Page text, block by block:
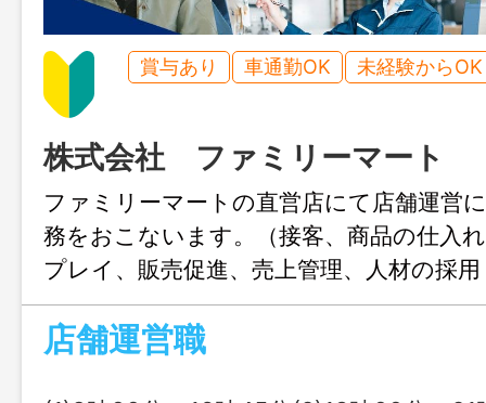
賞与あり 車通勤OK 未経験からOK
株式会社 ファミリーマート
ファミリーマートの直営店にて店舗運営
務をおこないます。（接客、商品の仕入
プレイ、販売促進、売上管理、人材の採
務） 【変更範囲：なし】
店舗運営職